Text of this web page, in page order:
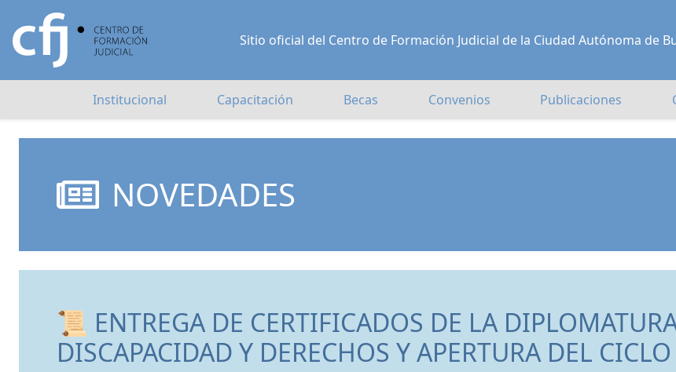
Sitio oficial del Centro de Formación Judicial de la Ciudad Autónoma de
Institucional Capacitación Becas Convenios Publicaciones
NOVEDADES
📜 ENTREGA DE CERTIFICADOS DE LA
DISCAPACIDAD Y DERECHOS Y APERTURA DEL